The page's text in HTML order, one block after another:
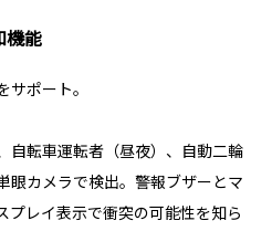
機能
ポート。
自転車運転者（昼夜）、自動二輪
眼カメラで検出。警報ブザーとマ
プレイ表示で衝突の可能性を知ら